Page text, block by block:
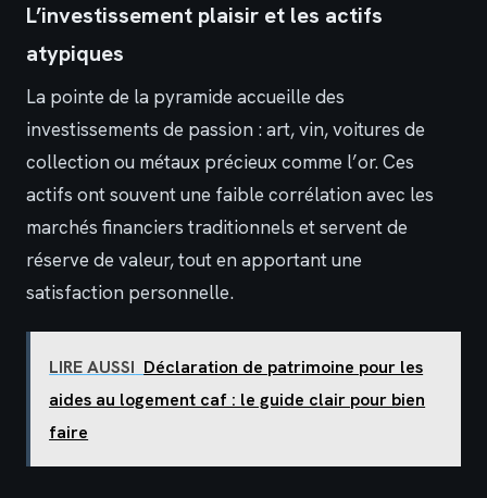
L’investissement plaisir et les actifs
atypiques
La pointe de la pyramide accueille des
investissements de passion : art, vin, voitures de
collection ou métaux précieux comme l’or. Ces
actifs ont souvent une faible corrélation avec les
marchés financiers traditionnels et servent de
réserve de valeur, tout en apportant une
satisfaction personnelle.
LIRE AUSSI Déclaration de patrimoine pour les
aides au logement caf : le guide clair pour bien
faire